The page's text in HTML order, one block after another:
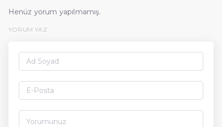
Henüz yorum yapılmamış.
YORUM YAZ